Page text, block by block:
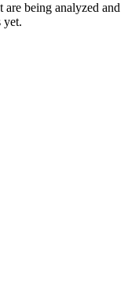
are being analyzed and
yet.